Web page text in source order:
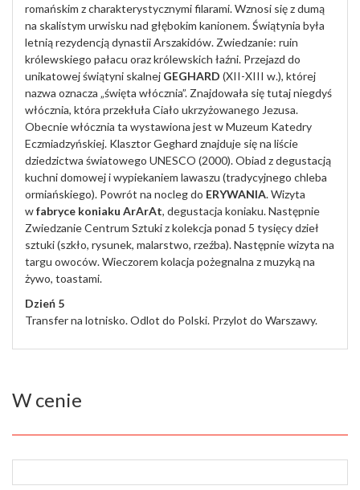
romańskim z charakterystycznymi filarami. Wznosi się z dumą
na skalistym urwisku nad głębokim kanionem. Świątynia była
letnią rezydencją dynastii Arszakidów. Zwiedzanie: ruin
królewskiego pałacu oraz królewskich łaźni. Przejazd do
unikatowej świątyni skalnej GEGHARD (XII-XIII w.), której
nazwa oznacza „święta włócznia”. Znajdowała się tutaj niegdyś
włócznia, która przekłuła Ciało ukrzyżowanego Jezusa.
Obecnie włócznia ta wystawiona jest w Muzeum Katedry
Eczmiadzyńskiej. Klasztor Geghard znajduje się na liście
dziedzictwa światowego UNESCO (2000). Obiad z degustacją
kuchni domowej i wypiekaniem lawaszu (tradycyjnego chleba
ormiańskiego). Powrót na nocleg do ERYWANIA. Wizyta
wfabryce koniaku ArArAt, degustacja koniaku. Następnie
Zwiedzanie Centrum Sztuki z kolekcja ponad 5 tysięcy dzieł
sztuki (szkło, rysunek, malarstwo, rzeźba). Następnie wizyta na
targu owoców. Wieczorem kolacja pożegnalna z muzyką na
żywo, toastami.
Dzień 5
Transfer na lotnisko. Odlot do Polski. Przylot do Warszawy.
W cenie